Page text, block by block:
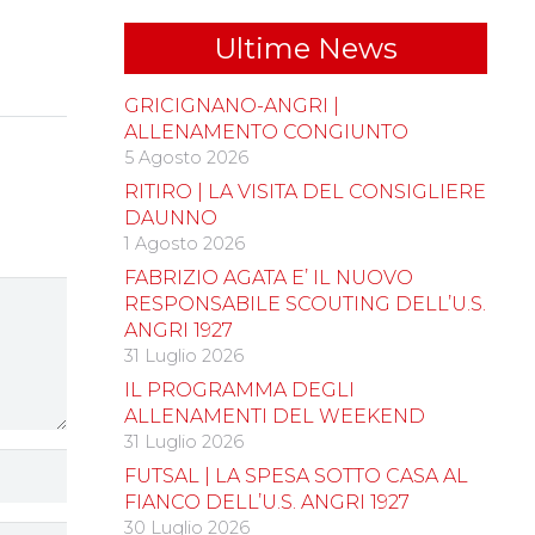
Ultime News
GRICIGNANO-ANGRI |
ALLENAMENTO CONGIUNTO
5 Agosto 2026
RITIRO | LA VISITA DEL CONSIGLIERE
DAUNNO
1 Agosto 2026
FABRIZIO AGATA E’ IL NUOVO
RESPONSABILE SCOUTING DELL’U.S.
ANGRI 1927
31 Luglio 2026
IL PROGRAMMA DEGLI
ALLENAMENTI DEL WEEKEND
31 Luglio 2026
FUTSAL | LA SPESA SOTTO CASA AL
FIANCO DELL’U.S. ANGRI 1927
30 Luglio 2026